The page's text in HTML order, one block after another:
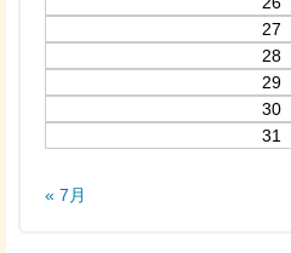
27
28
29
30
31
« 7月